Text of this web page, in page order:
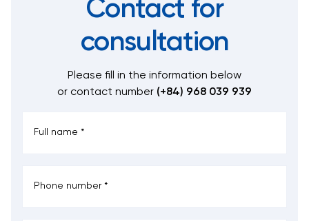
Contact for
consultation
Please fill in the information below
or contact number (+84) 968 039 939